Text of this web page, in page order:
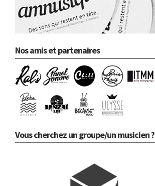
Nos amis et partenaires
Vous cherchez un groupe/un musicien ?